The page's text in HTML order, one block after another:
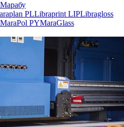
PLLibraprint LIPLibragloss
MaraPol PYMaraGlass